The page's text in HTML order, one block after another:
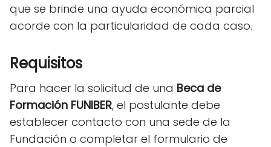
que se brinde una ayuda económica parcial
acorde con la particularidad de cada caso.
Requisitos
Para hacer la solicitud de una Beca de
Formación FUNIBER, el postulante debe
establecer contacto con una sede de la
Fundación o completar el formulario de